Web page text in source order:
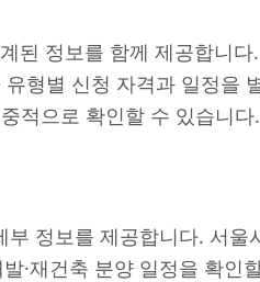
된 정보를 함께 제공합니다
형별 신청 자격과 일정을
적으로 확인할 수 있습니다.
정보를 제공합니다. 서울
·재건축 분양 일정을 확인